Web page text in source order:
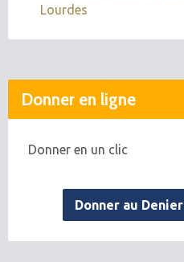
Lourdes
Donner en ligne
Donner en un clic
Donner au Denier